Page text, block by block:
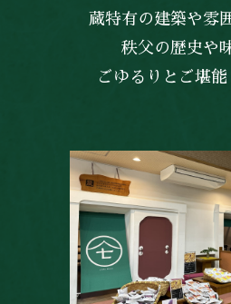
蔵特有の建築や雰
秩父の歴史や
ごゆるりとご堪能